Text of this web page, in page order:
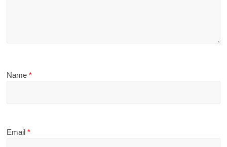
Name*
Email*